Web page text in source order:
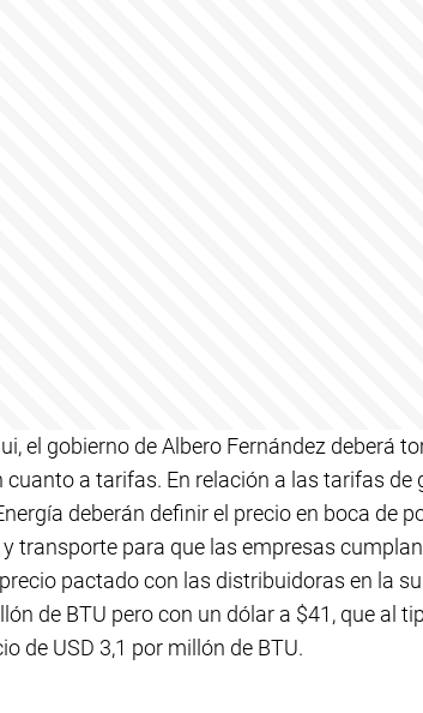
el gobierno de Albero Fernández deberá
a tarifas. En relación a las tarifas de
deberán definir el precio en boca de
transporte para que las empresas
pactado con las distribuidoras en la
de BTU pero con un dólar a $41, que al
de USD 3,1 por millón de BTU.